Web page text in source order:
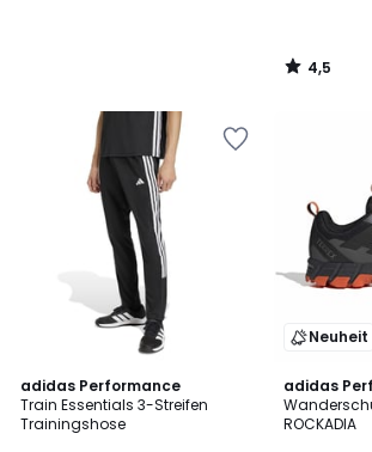
4,5
/
adidas Performance
Train Essentials 3-Streifen
Trainingshose
4,7
/ 5
Neuheit
adidas
ROCKADIA